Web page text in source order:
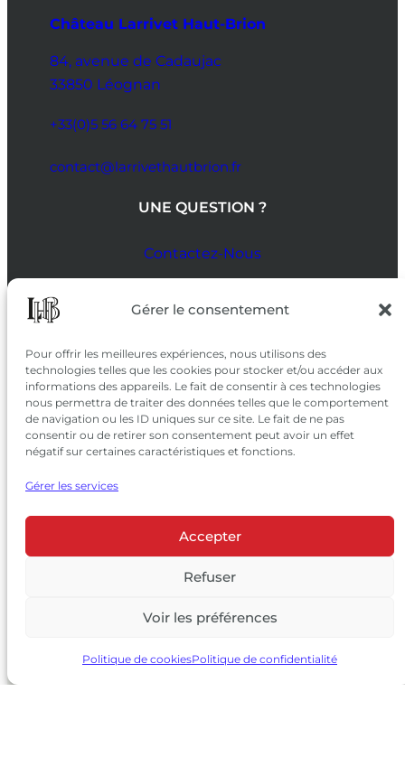
Gérer le consentement
Pour offrir les meilleures expériences, nous utilisons des
technologies telles que les cookies pour stocker et/ou accéder aux
informations des appareils. Le fait de consentir à ces technologies
nous permettra de traiter des données telles que le comportement
de navigation ou les ID uniques sur ce site. Le fait de ne pas
consentir ou de retirer son consentement peut avoir un effet
négatif sur certaines caractéristiques et fonctions.
Gérer les services
Accepter
Refuser
Voir les préférences
Politique de cookiesPolitique de confidentialité
Château Larrivet Haut-Brion
84, avenue de Cadaujac
33850 Léognan
+33(0)5 56 64 75 51
contact@larrivethautbrion.fr
UNE QUESTION ?
Contactez-Nous
SUIVEZ-NOUS
SUR LES RÉSEAUX
© 2026 Château Larrivet Haut-Brion |
Mentions légales|Politique de confidentialité
|CGV
L’ABUS D’ALCOOL EST DANGEREUX POUR LA SANTÉ, À